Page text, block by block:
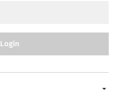
Login